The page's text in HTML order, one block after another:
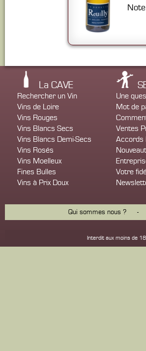
La CAVE
Rechercher un Vin
Vins de Loire
Vins Rouges
Vins Blancs Secs
Vins Blancs Demi-Secs
Vins Rosés
Vins Moelleux
Fines Bulles
Vins à Prix Doux
Une
Mot de
Ventes
Accords
Votre
Qui sommes nous ? -
Interdit aux moins de